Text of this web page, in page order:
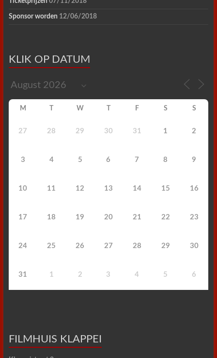
Sponsor worden 12/06/2018
KLIK OP DATUM
M W F S S
27 28 29 30 31 1 2
3 4 5 6 7 8 9
10 11 12 13 14 15 16
17 18 19 20 21 22 23
24 25 26 27 28 29 30
31 1 2 3 4 5 6
FILMHUIS KLAPPEI